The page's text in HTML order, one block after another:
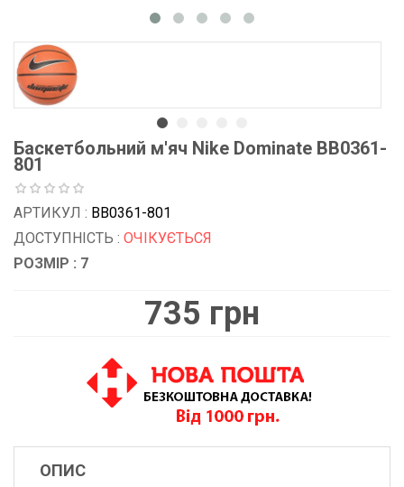
Баскетбольний м'яч Nike Dominate BB0361-
801
АРТИКУЛ : BB0361-801
ДОСТУПНІСТЬ : ОЧІКУЄТЬСЯ
РОЗМІР : 7
735 грн
ОПИС